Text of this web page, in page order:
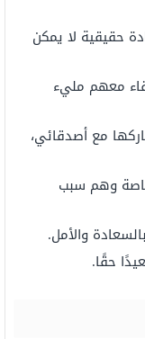
حقيقية لا يمكن
معهم مليء
مع أصدقائي،
وهم سبب
بالسعادة والأمل.
حقًا.